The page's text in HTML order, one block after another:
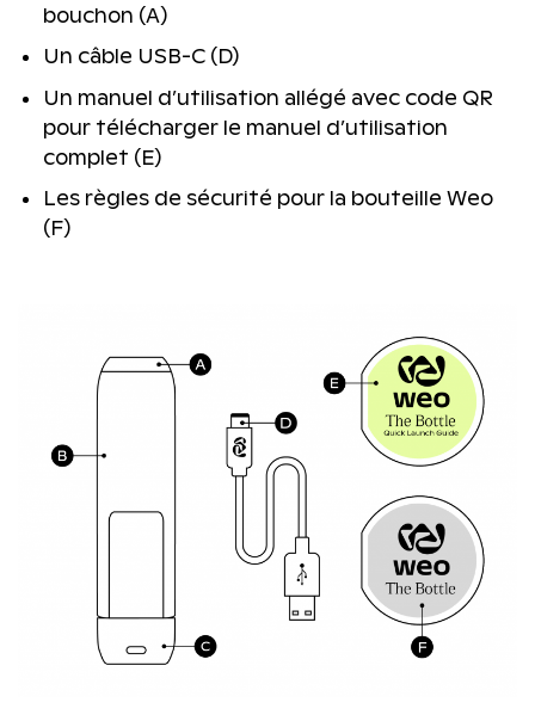
bouchon (A)
Un câble USB-C (D)
Un manuel d’utilisation allégé avec code QR
pour télécharger le manuel d’utilisation
complet (E)
Les règles de sécurité pour la bouteille Weo
(F)